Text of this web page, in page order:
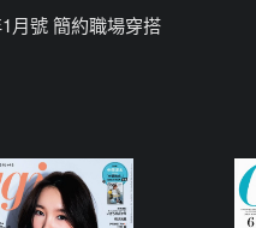
月號 簡約職場穿搭